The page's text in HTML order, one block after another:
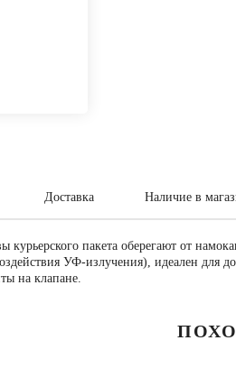
Доставка Наличие в
пакета оберегают от
УФ-излучения), идеален для
на клапане.